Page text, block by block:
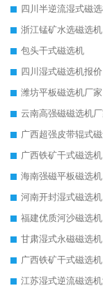
四川半逆流湿式磁
浙江锰矿水选磁选机
包头干式磁选机
四川湿式磁选机报价
潍坊平板磁选机厂家
云南高强磁磁选机
广西超强皮带辊式
广西铁矿干式磁选机
海南强磁平板磁选机
河南开封湿式磁选机
福建优质河沙磁选机
甘肃湿式永磁磁选机
广西铁矿干式磁选机
江苏湿式逆流磁选